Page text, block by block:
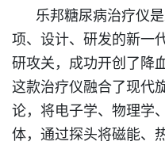
乐邦糖尿病治疗仪是
项、设计、研发的新一
研攻关，成功开创了降
这款治疗仪融合了现代
论，将电子学、物理学
体，通过探头将磁能、